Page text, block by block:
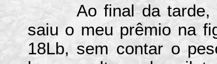
Ao final da tarde,
saiu o meu prêmio na
18Lb, sem contar o